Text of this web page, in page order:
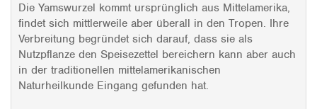
Die Yamswurzel kommt ursprünglich aus Mittelamerika,
findet sich mittlerweile aber überall in den Tropen. Ihre
Verbreitung begründet sich darauf, dass sie als
Nutzpflanze den Speisezettel bereichern kann aber auch
in der traditionellen mittelamerikanischen
Naturheilkunde Eingang gefunden hat.